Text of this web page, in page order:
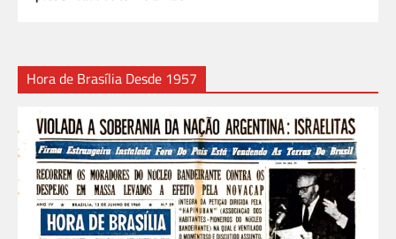
Hora de Brasília Desde 1957